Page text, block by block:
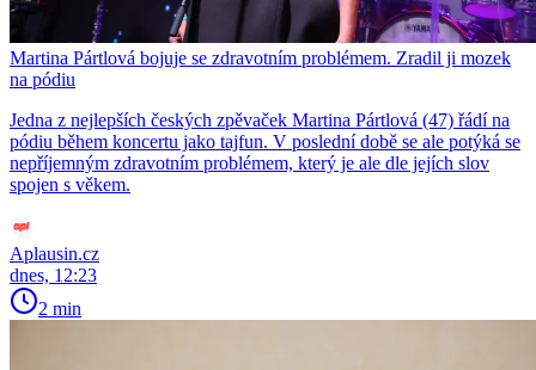
Martina Pártlová bojuje se zdravotním problémem. Zradil ji mozek
na pódiu
Jedna z nejlepších českých zpěvaček Martina Pártlová (47) řádí na
pódiu během koncertu jako tajfun. V poslední době se ale potýká se
nepříjemným zdravotním problémem, který je ale dle jejích slov
spojen s věkem.
Aplausin.cz
dnes, 12:23
2 min